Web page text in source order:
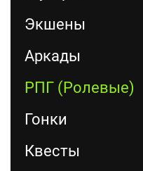
Экшены
Аркады
РПГ (Ролевые)
Гонки
Квесты